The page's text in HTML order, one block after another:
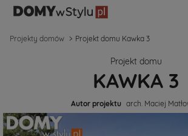
Projekty domów Projekt domu Kawka 3
Projekt domu
KAWKA 3
Autor projektu arch. Maciej